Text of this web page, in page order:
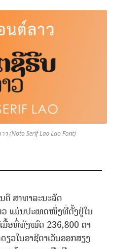
(Noto Serif Lao Lao Font)
ຄື ສາທາລະນະລັດ
ວ ແມ່ນປະເທດໜຶ່ງທີ່ຕັ້ງຢູ່ໃນ
ນື້ອທີ່ທັງໝົດ 236,800 ຕາ
ຽວໃນອາຊີຕາເວັນອອກສຽງ